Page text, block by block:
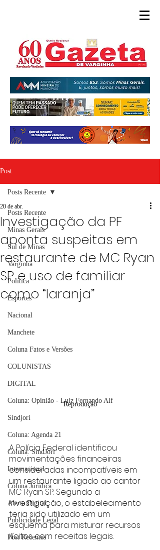
Post
Posts Recente
Minas Gerais
Sul de Minas
Varginha
Política
Esportes
Nacional
Manchete
Coluna Fatos e Versões
COLUNISTAS
DIGITAL
Coluna: Opinião - Luiz Fernando Alf
Sindjori
Coluna: Agenda 21
Coluna: SindJori
Internacional
Coluna Jurídica
Alerta Digital
Publicidade Legal
Post Recentes
Posts Recente
Investigação da PF
aponta suspeitas em
restaurante de MC Ryan
SP e uso de familiar
como “laranja”
20 de abr.
Reprodução
A Polícia Federal identificou
movimentações financeiras
consideradas incompatíveis em
um restaurante ligado ao cantor
MC Ryan SP. Segundo a
investigação, o estabelecimento
teria sido utilizado em um
esquema para misturar recursos
ilícitos com receitas legais.